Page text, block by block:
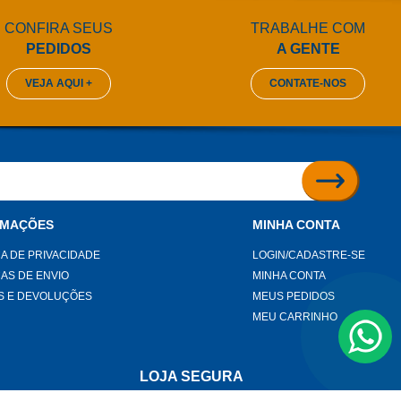
CONFIRA SEUS
PEDIDOS
VEJA AQUI +
TRABALHE COM
A GENTE
CONTATE-NOS
DE PRIVACIDADE
DE ENVIO
E DEVOLUÇÕES
MINHA CONTA
LOGIN/CADASTRE-SE
MINHA CONTA
MEUS PEDIDOS
MEU CARRINHO
LOJA SEGURA